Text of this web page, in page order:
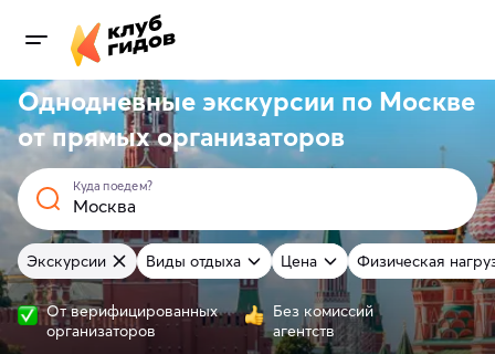
Однодневные экскурсии по Москве
отпрямыхорганизаторов
Куда поедем?
Экскурсии Виды отдыха Цена Физическая
От верифицированных
организаторов
Без комиссий
агентств